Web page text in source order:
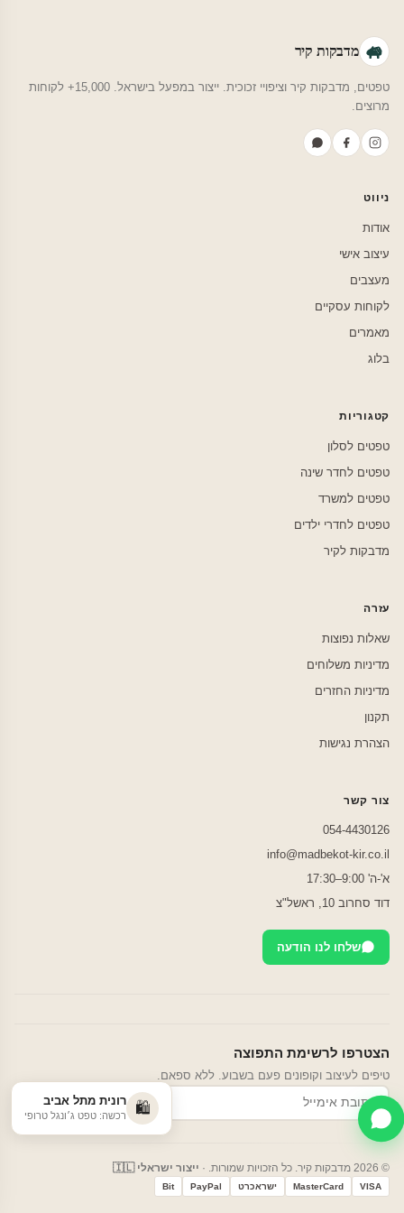
מדבקות קיר
טפטים, מדבקות קיר וציפויי זכוכית. ייצור במפעל בישראל. 15,000+ לקוחות
מרוצים.
ניווט
אודות
עיצוב אישי
מעצבים
לקוחות עסקיים
מאמרים
בלוג
קטגוריות
טפטים לסלון
טפטים לחדר שינה
טפטים למשרד
טפטים לחדרי ילדים
מדבקות לקיר
עזרה
שאלות נפוצות
מדיניות משלוחים
מדיניות החזרים
תקנון
הצהרת נגישות
צור קשר
054-4430126
info@madbekot-kir.co.il
א'-ה' 9:00–17:30
דוד סחרוב 10, ראשל"צ
שלחו לנו הודעה
הצטרפו לרשימת התפוצה
טיפים לעיצוב וקופונים פעם בשבוע. ללא ספאם.
הרשמה
© 2026 מדבקות קיר. כל הזכויות שמורות. · ייצור ישראלי 🇮🇱
VISA
MasterCard ישראכרט PayPal
Bit
🛍️ רונית מתל אביב
רכשה: טפט ג׳ונגל טרופי